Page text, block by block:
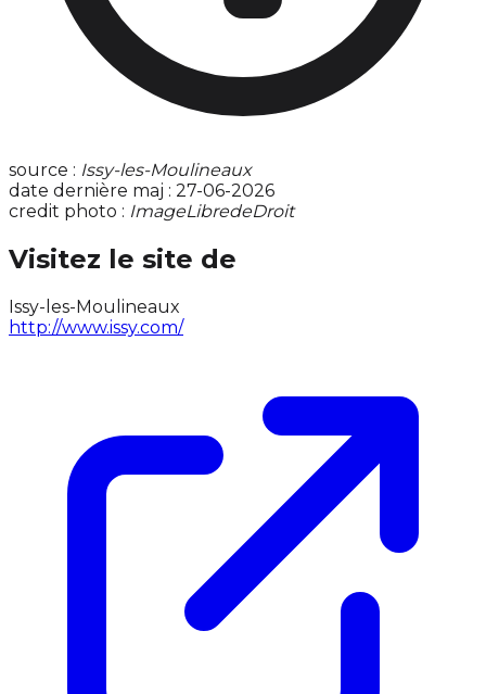
source : Issy-les-Moulineaux
date dernière maj : 27-06-2026
credit photo : ImageLibredeDroit
Visitez le site de
Issy-les-Moulineaux
http://www.issy.com/